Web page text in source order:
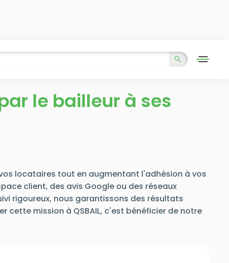
le bailleur à ses
locataires tout en augmentant l'adhésion à vos
client, des avis Google ou des réseaux
rigoureux, nous garantissons des résultats
mission à QSBAIL, c'est bénéficier de notre